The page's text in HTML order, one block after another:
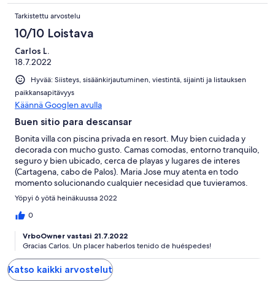
Tarkistettu arvostelu
10/10 Loistava
Carlos L.
18.7.2022
Hyvää: Siisteys, sisäänkirjautuminen, viestintä, sijainti ja listauksen
paikkansapitävyys
Käännä Googlen avulla
Buen sitio para descansar
Bonita villa con piscina privada en resort. Muy bien cuidada y
decorada con mucho gusto. Camas comodas, entorno tranquilo,
seguro y bien ubicado, cerca de playas y lugares de interes
(Cartagena, cabo de Palos). Maria Jose muy atenta en todo
momento solucionando cualquier necesidad que tuvieramos.
Yöpyi 6 yötä heinäkuussa 2022
0
VrboOwner vastasi 21.7.2022
Gracias Carlos. Un placer haberlos tenido de huéspedes!
Katso kaikki arvostelut